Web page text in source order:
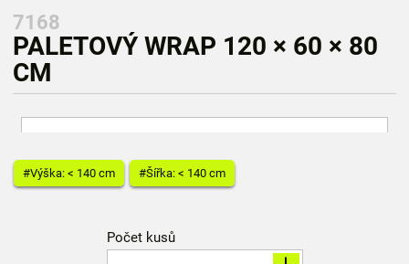
7168
PALETOVÝ WRAP 120 × 60 × 80
CM
#Výška: < 140 cm #Šířka: < 140 cm
Počet kusů